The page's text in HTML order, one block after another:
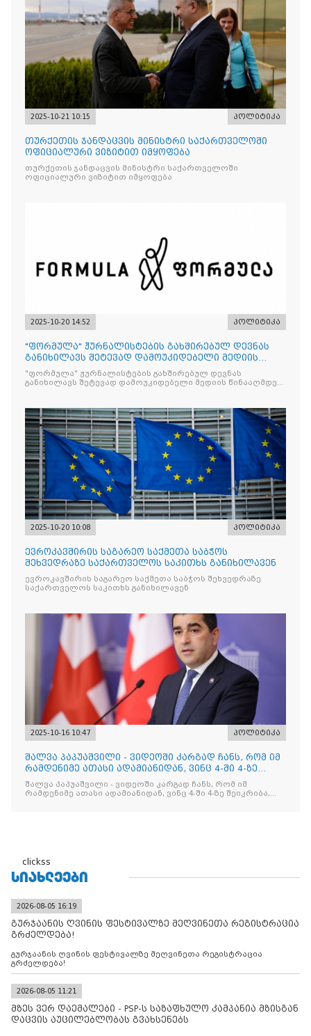
2025-10-21 10:15 პოლიტიკა
თურქეთის ჯანდაცვის მინისტრი საქართველოში
ოფიციალური ვიზიტით იმყოფება
თურქეთის ჯანდაცვის მინისტრი საქართველოში
ოფიციალური ვიზიტით იმყოფება
2025-10-20 14:52 პოლიტიკა
"ფორმულა" ჟურნალისტების გახშირებულ დევნას
განიხილავს შეტევად დამოუკიდებელი მედიის
წინააღმდ
"ფორმულა" ჟურნალისტების გახშირებულ დევნას
განიხილავს შეტევად დამოუკიდებელი მედიის წინააღმდეგ,
2025-10-20 10:08 პოლიტიკა
ევროკავშირის საგარეო საქმეთა საბჭოს
შეხვედრაზე საქართველოს საკითხს განიხილავენ
ევროკავშირის საგარეო საქმეთა საბჭოს შეხვედრაზე
საქართველოს საკითხს განიხილავენ
2025-10-16 10:47 პოლიტიკა
შალვა პაპუაშვილი - ვიდეოში კარგად ჩანს, რომ იმ
რამდენიმე ათასი ადამიანიდან, ვინც 4-ში 4-ზე
შეიკრიბა,
შალვა პაპუაშვილი - ვიდეოში კარგად ჩანს, რომ იმ
რამდენიმე ათასი ადამიანიდან, ვინც 4-ში 4-ზე შეიკრიბა,
clickss
ᲡᲘᲐᲮᲚᲔᲔᲑᲘ
2026-08-05 16:19
გურჯაანის ღვინის ფესტივალზე მეღვინეთა რეგისტრაცია
გრძელდება!
გურჯაანის ღვინის ფესტივალზე მეღვინეთა რეგისტრაცია
გრძელდება!
2026-08-05 11:21
მზეს ვერ დაემალები - PSP-ს საზაფხულო კამპანია მზისგან
დაცვის აუცილებლობას გვახსენებს